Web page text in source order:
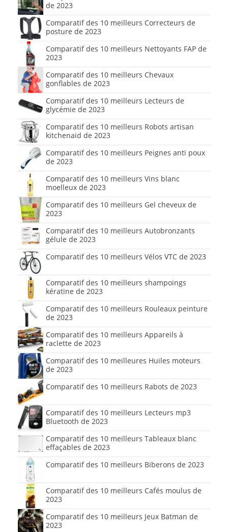
de 2023
Comparatif des 10 meilleurs Correcteurs de
posture de 2023
Comparatif des 10 meilleurs Nettoyants FAP de
2023
Comparatif des 10 meilleurs Chevaux
gonflables de 2023
Comparatif des 10 meilleurs Lecteurs de
glycémie de 2023
Comparatif des 10 meilleurs Robots artisan
kitchenaid de 2023
Comparatif des 10 meilleurs Peignes anti poux
de 2023
Comparatif des 10 meilleurs Vins blanc
moelleux de 2023
Comparatif des 10 meilleurs Gel cheveux de
2023
Comparatif des 10 meilleurs Autobronzants
gélule de 2023
Comparatif des 10 meilleurs Vélos VTC de 2023
Comparatif des 10 meilleurs shampoings
kératine de 2023
Comparatif des 10 meilleurs Rouleaux peinture
de 2023
Comparatif des 10 meilleurs Appareils à
raclette de 2023
Comparatif des 10 meilleures Huiles moteurs
de 2023
Comparatif des 10 meilleurs Rabots de 2023
Comparatif des 10 meilleurs Lecteurs mp3
Bluetooth de 2023
Comparatif des 10 meilleurs Tableaux blanc
effaçables de 2023
Comparatif des 10 meilleurs Biberons de 2023
Comparatif des 10 meilleurs Cafés moulus de
2023
Comparatif des 10 meilleurs Jeux Batman de
2023